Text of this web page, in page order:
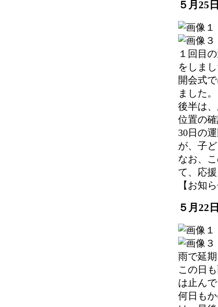
５月25
１回目
をしま
開会式
ました。
後半は
位置の
30日の
が、子
なお、
て、応
【お知
５月22
雨で延
この日
は止ん
何日も